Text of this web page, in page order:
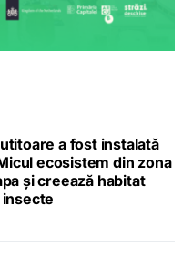
a fost instalată
ecosistem din zona
și creează habitat